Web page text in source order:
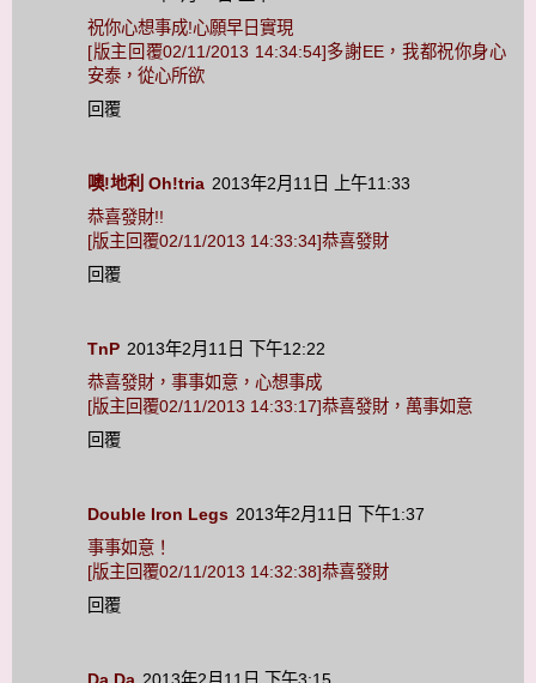
祝你心想事成!心願早日實現
[版主回覆02/11/2013 14:34:54]多謝EE，我都祝你身心
安泰，從心所欲
回覆
噢!地利 Oh!tria 2013年2月11日 上午11:33
恭喜發財!!
[版主回覆02/11/2013 14:33:34]恭喜發財
回覆
TnP 2013年2月11日 下午12:22
恭喜發財，事事如意，心想事成
[版主回覆02/11/2013 14:33:17]恭喜發財，萬事如意
回覆
Double Iron Legs 2013年2月11日 下午1:37
事事如意！
[版主回覆02/11/2013 14:32:38]恭喜發財
回覆